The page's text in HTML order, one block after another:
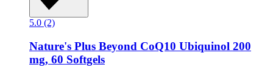
5.0 (2)
Nature's Plus Beyond CoQ10 Ubiquinol 200
mg, 60 Softgels